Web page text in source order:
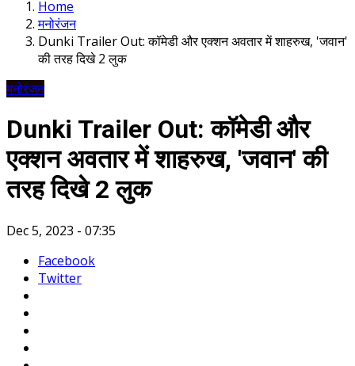
Home
मनोरंजन
Dunki Trailer Out: कॉमेडी और एक्शन अवतार में शाहरुख, 'जवान'
की तरह दिखे 2 लुक
मनोरंजन
Dunki Trailer Out: कॉमेडी और
एक्शन अवतार में शाहरुख, 'जवान' की
तरह दिखे 2 लुक
Dec 5, 2023 - 07:35
Facebook
Twitter